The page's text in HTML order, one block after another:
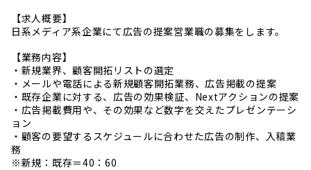
【求人概要】
日系メディア系企業にて広告の提案営業職の募集をします。
【業務内容】
・新規業界、顧客開拓リストの選定
・メールや電話による新規顧客開拓業務、広告掲載の提案
・既存企業に対する、広告の効果検証、Nextアクションの提案
・広告掲載費用や、その効果など数字を交えたプレゼンテーシ
ョン
・顧客の要望するスケジュールに合わせた広告の制作、入稿業
務
※新規：既存＝40：60